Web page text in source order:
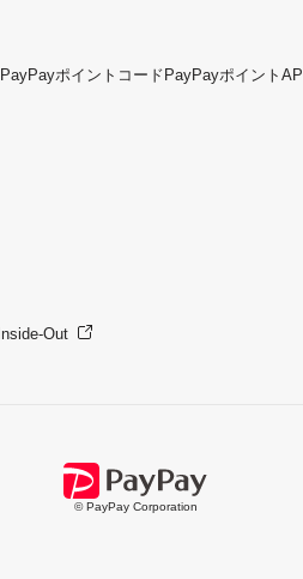
PayPayポイントコード PayPayポイントAPI
Out
© PayPay Corporation